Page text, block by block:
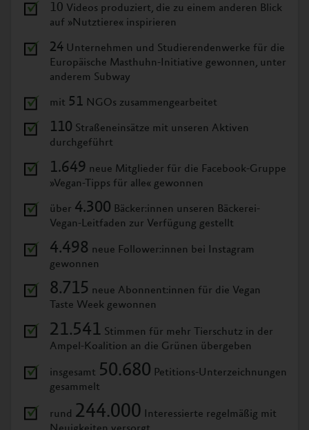
10 Videos produziert, die zu einem anderen Blick
auf »Nutztiere« inspirieren
24 Unternehmen und Studierendenwerke für die
Europäische Masthuhn-Initiative gewonnen, unter
anderem Subway
mit 51 NGOs zusammengearbeitet
110 Straßeneinsätze mit unseren Aktiven
durchgeführt
1.649 neue Mitglieder für die Facebook-Gruppe
»Vegan-Tipps für alle« gewonnen
über 4.300 Bäcker:innen unseren Bäckerei-
Vegan-Leitfaden zur Verfügung gestellt
4.498 neue Follower:innen bei Instagram
gewonnen
8.715 neue Abonnent:innen für die Vegan
Taste Week gewonnen
21.541 Stimmen für mehr Tierschutz in der
Ampel-Koalition an die Grünen übergeben
insgesamt 50.680 Petitions-Unterzeichnungen
gesammelt
rund 244.000 Interessierte regelmäßig mit